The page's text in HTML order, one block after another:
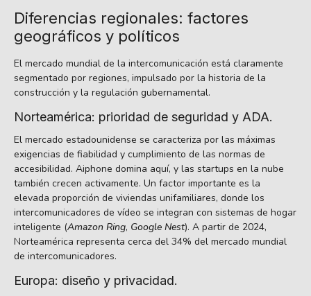
Diferencias regionales: factores
geográficos y políticos
El mercado mundial de la intercomunicación está claramente
segmentado por regiones, impulsado por la historia de la
construcción y la regulación gubernamental.
Norteamérica: prioridad de seguridad y ADA.
El mercado estadounidense se caracteriza por las máximas
exigencias de fiabilidad y cumplimiento de las normas de
accesibilidad. Aiphone domina aquí, y las startups en la nube
también crecen activamente. Un factor importante es la
elevada proporción de viviendas unifamiliares, donde los
intercomunicadores de vídeo se integran con sistemas de hogar
inteligente (Amazon Ring, Google Nest). A partir de 2024,
Norteamérica representa cerca del 34% del mercado mundial
de intercomunicadores.
Europa: diseño y privacidad.